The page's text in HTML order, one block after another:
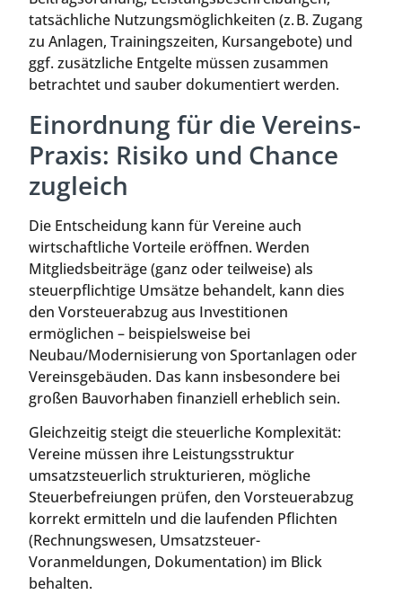
tatsächliche Nutzungsmöglichkeiten (z. B. Zugang
zu Anlagen, Trainingszeiten, Kursangebote) und
ggf. zusätzliche Entgelte müssen zusammen
betrachtet und sauber dokumentiert werden.
Einordnung für die Vereins-
Praxis: Risiko und Chance
zugleich
Die Entscheidung kann für Vereine auch
wirtschaftliche Vorteile eröffnen. Werden
Mitgliedsbeiträge (ganz oder teilweise) als
steuerpflichtige Umsätze behandelt, kann dies
den Vorsteuerabzug aus Investitionen
ermöglichen – beispielsweise bei
Neubau/Modernisierung von Sportanlagen oder
Vereinsgebäuden. Das kann insbesondere bei
großen Bauvorhaben finanziell erheblich sein.
Gleichzeitig steigt die steuerliche Komplexität:
Vereine müssen ihre Leistungsstruktur
umsatzsteuerlich strukturieren, mögliche
Steuerbefreiungen prüfen, den Vorsteuerabzug
korrekt ermitteln und die laufenden Pflichten
(Rechnungswesen, Umsatzsteuer-
Voranmeldungen, Dokumentation) im Blick
behalten.